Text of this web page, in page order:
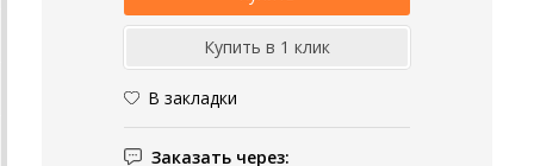
В закладки
Заказать через: